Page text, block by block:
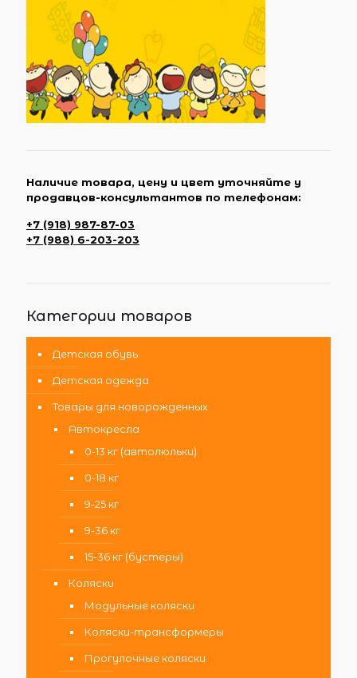
Наличие товара, цену и цвет уточняйте у
продавцов-консультантов по телефонам:
+7 (918) 987-87-03
+7 (988) 6-203-203
Категории товаров
Детская обувь
Детская одежда
Товары для новорожденных
Автокресла
0-13 кг (автолюльки)
0-18 кг
9-25 кг
9-36 кг
15-36 кг (бустеры)
Коляски
Модульные коляски
Коляски-трансформеры
Прогулочные коляски